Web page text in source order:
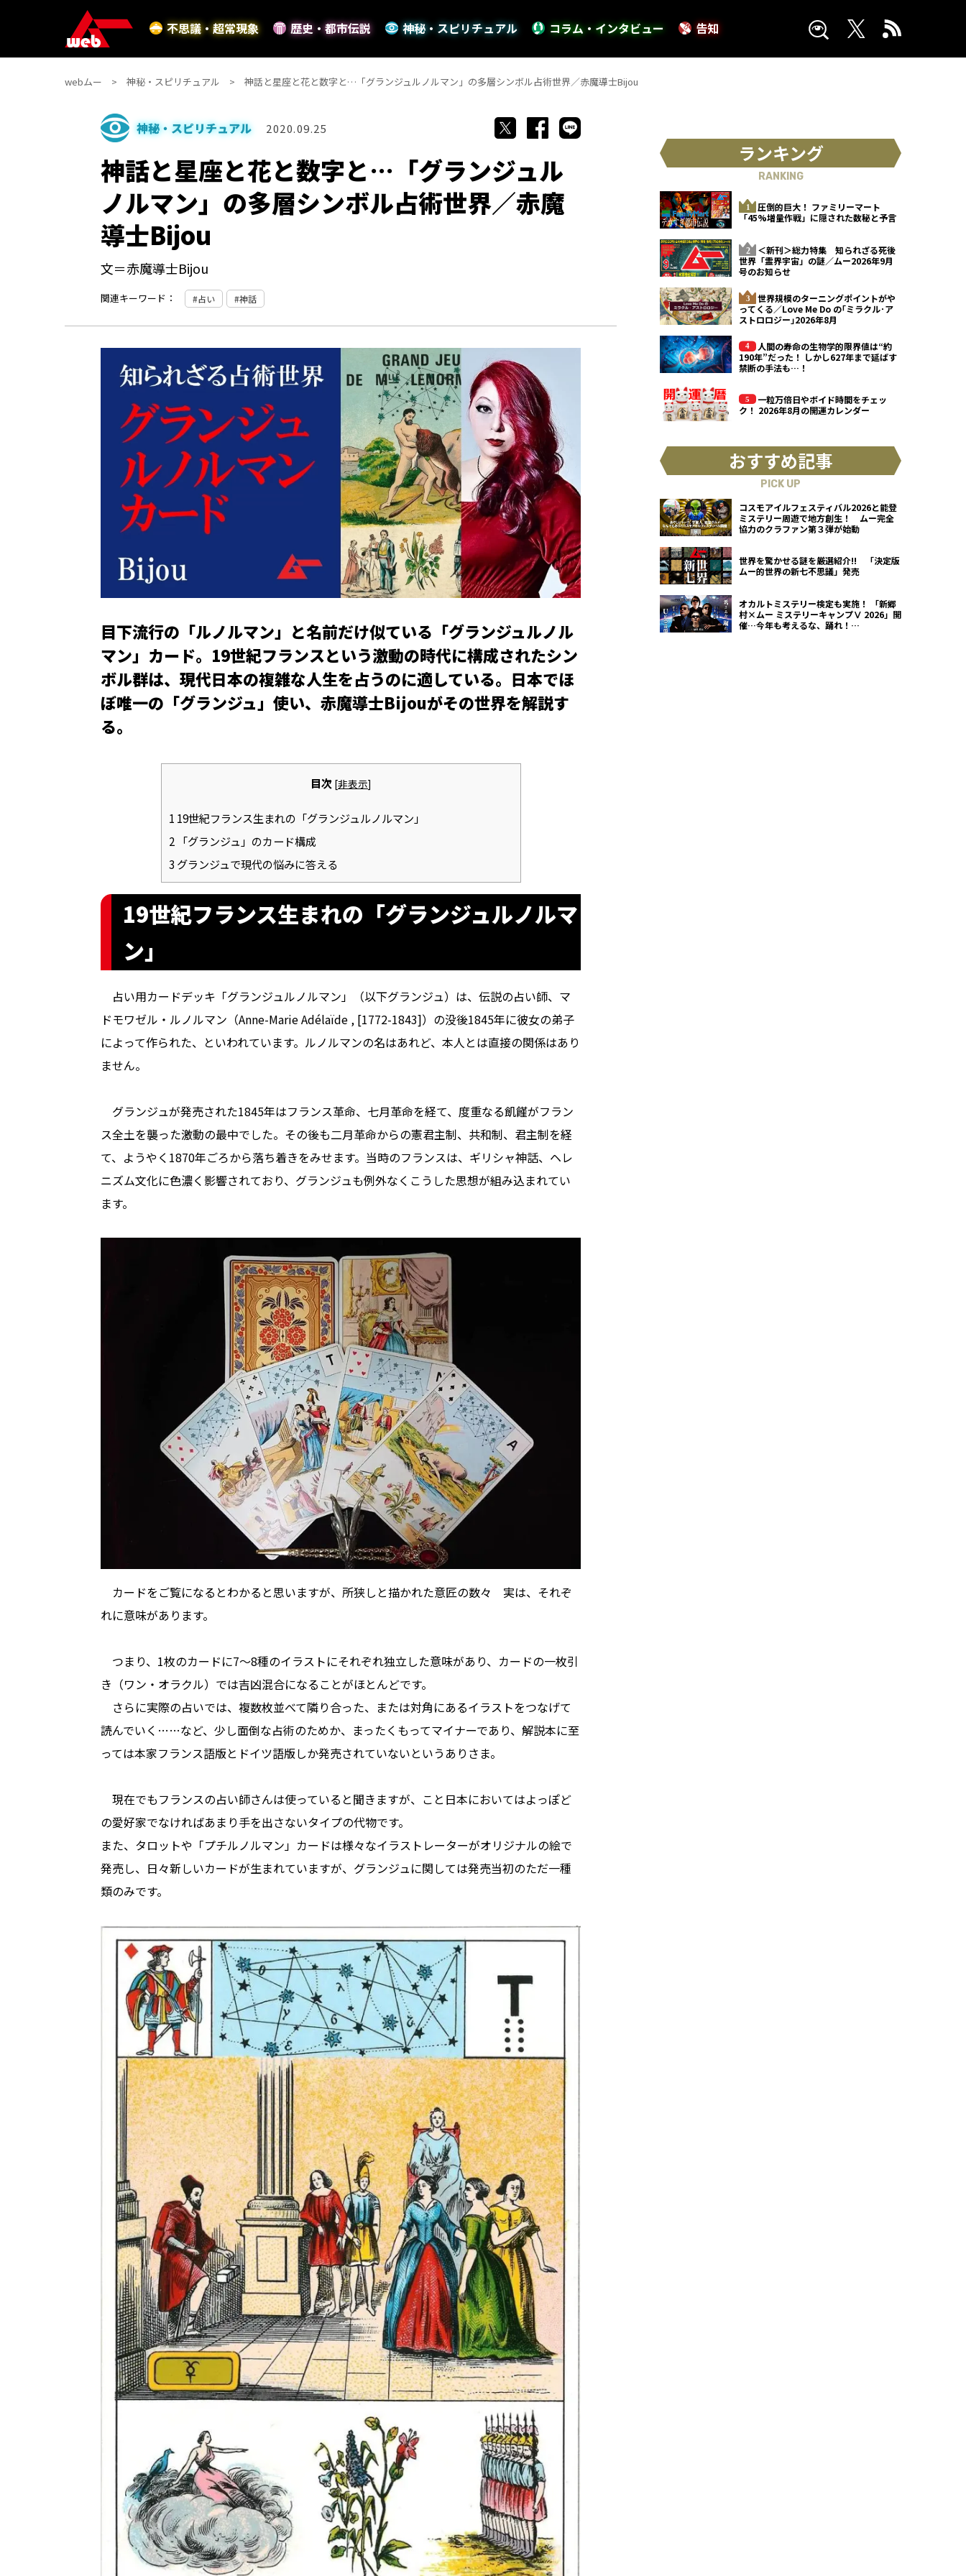
不思議・超常現象 歴史・都市伝説 神秘・スピリチュアル コラム・インタビュー 告知
webムー 神秘・スピリチュアル 神話と星座と花と数字と…「グランジュルノルマン」の多層シンボル占術世界／赤魔導士Bijou
神秘・スピリチュアル 2020.09.25
神話と星座と花と数字と…「グランジュル
ノルマン」の多層シンボル占術世界／赤魔
導士Bijou
文＝赤魔導士Bijou
関連キーワード： 占い 神話
目下流行の「ルノルマン」と名前だけ似ている「グランジュルノル
マン」カード。19世紀フランスという激動の時代に構成されたシン
ボル群は、現代日本の複雑な人生を占うのに適している。日本でほ
ぼ唯一の「グランジュ」使い、赤魔導士Bijouがその世界を解説す
る。
目次 [非表示]
1 19世紀フランス生まれの「グランジュルノルマン」
2「グランジュ」のカード構成
3 グランジュで現代の悩みに答える
19世紀フランス生まれの「グランジュルノルマ
ン」
占い用カードデッキ「グランジュルノルマン」（以下グランジュ）は、伝説の占い師、マ
ドモワゼル・ルノルマン（Anne-Marie Adélaïde , [1772-1843]）の没後1845年に彼女の弟子
によって作られた、といわれています。ルノルマンの名はあれど、本人とは直接の関係はあり
ません。
グランジュが発売された1845年はフランス革命、七月革命を経て、度重なる飢饉がフラン
ス全土を襲った激動の最中でした。その後も二月革命からの憲君主制、共和制、君主制を経
て、ようやく1870年ごろから落ち着きをみせます。当時のフランスは、ギリシャ神話、ヘレ
ニズム文化に色濃く影響されており、グランジュも例外なくこうした思想が組み込まれてい
ます。
カードをご覧になるとわかると思いますが、所狭しと描かれた意匠の数々 実は、それぞ
れに意味があります。
つまり、1枚のカードに7～8種のイラストにそれぞれ独立した意味があり、カードの一枚引
き（ワン・オラクル）では吉凶混合になることがほとんどです。
さらに実際の占いでは、複数枚並べて隣り合った、または対角にあるイラストをつなげて
読んでいく……など、少し面倒な占術のためか、まったくもってマイナーであり、解説本に至
っては本家フランス語版とドイツ語版しか発売されていないというありさま。
現在でもフランスの占い師さんは使っていると聞きますが、こと日本においてはよっぽど
の愛好家でなければあまり手を出さないタイプの代物です。
また、タロットや「プチルノルマン」カードは様々なイラストレーターがオリジナルの絵で
発売し、日々新しいカードが生まれていますが、グランジュに関しては発売当初のただ一種
類のみです。
ランキング
RANKING
圧倒的巨大！ ファミリーマート
「45%増量作戦」に隠された数秘と予言
＜新刊＞総力特集 知られざる死後
世界「霊界宇宙」の謎／ムー2026年9月
号のお知らせ
世界規模のターニングポイントがや
ってくる／Love Me Do の｢ミラクル･ア
ストロロジー｣2026年8月
人間の寿命の生物学的限界値は“約
190年”だった！ しかし627年まで延ばす
禁断の手法も…！
一粒万倍日やボイド時間をチェッ
ク！ 2026年8月の開運カレンダー
おすすめ記事
PICK UP
コスモアイルフェスティバル2026と能登
ミステリー周遊で地方創生！ ムー完全
協力のクラファン第３弾が始動
世界を驚かせる謎を厳選紹介!! 「決定版
ムー的世界の新七不思議」発売
オカルトミステリー検定も実施！ 「新郷
村×ムー ミステリーキャンプⅤ 2026」開
催…今年も考えるな、踊れ！